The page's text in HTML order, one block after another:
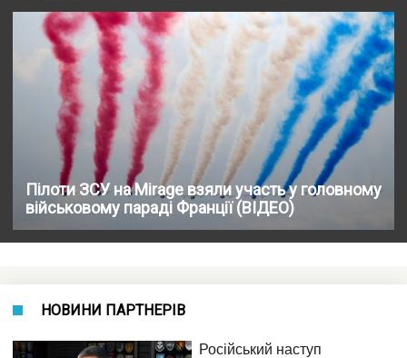
Пілоти ЗСУ на Mirage взяли участь у головному
військовому параді Франції (ВІДЕО)
НОВИНИ ПАРТНЕРІВ